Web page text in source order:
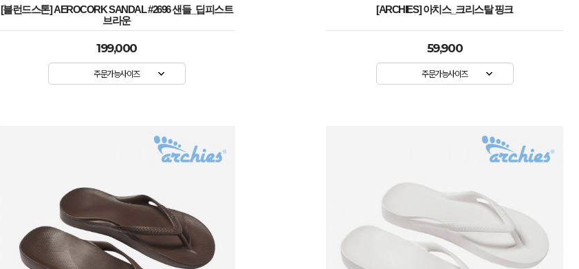
[블런드스톤] AEROCORK SANDAL #2696 샌들_딥피스트
브라운
199,000
주문가능사이즈
[ARCHIES] 아치스_크리스탈 핑크
59,900
주문가능사이즈